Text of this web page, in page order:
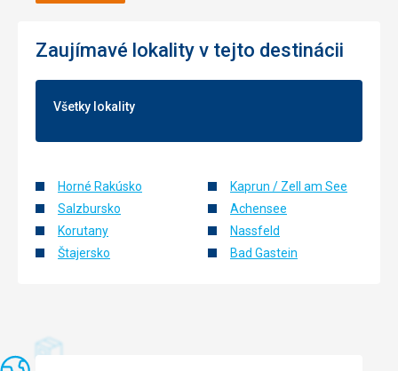
Zaujímavé lokality v tejto destinácii
Všetky lokality
Horné Rakúsko
Salzbursko
Korutany
Štajersko
Kaprun / Zell am See
Achensee
Nassfeld
Bad Gastein